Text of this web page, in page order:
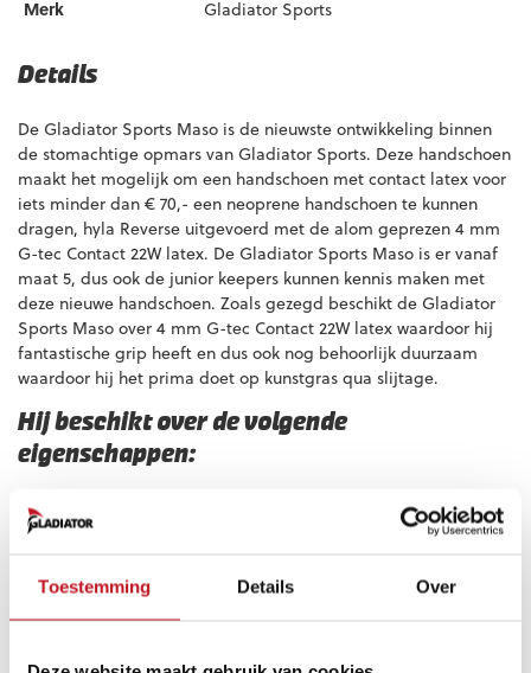
Toestemming Details Over
Merk
Gladiator Sports
Details
De Gladiator Sports Maso is de nieuwste ontwikkeling binnen
de stomachtige opmars van Gladiator Sports. Deze handschoen
maakt het mogelijk om een handschoen met contact latex voor
iets minder dan € 70,- een neoprene handschoen te kunnen
dragen, hyla Reverse uitgevoerd met de alom geprezen 4 mm
G-tec Contact 22W latex. De Gladiator Sports Maso is er vanaf
maat 5, dus ook de junior keepers kunnen kennis maken met
deze nieuwe handschoen. Zoals gezegd beschikt de Gladiator
Sports Maso over 4 mm G-tec Contact 22W latex waardoor hij
fantastische grip heeft en dus ook nog behoorlijk duurzaam
waardoor hij het prima doet op kunstgras qua slijtage.
Hij beschikt over de volgende
eigenschappen:
4 mm G-tec Contact 22W latex plus 4 mm
schuimrug voor uitzonderlijke grip
Achterhand:
Comfortabel neopreen met ingespoten